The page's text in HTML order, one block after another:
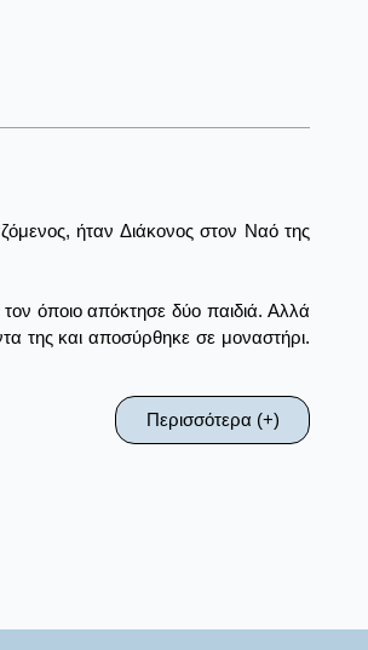
ήταν Διάκονος στον Ναό της
όποιο απόκτησε δύο παιδιά. Αλλά
της και αποσύρθηκε σε μοναστήρι.
Περισσότερα (+)